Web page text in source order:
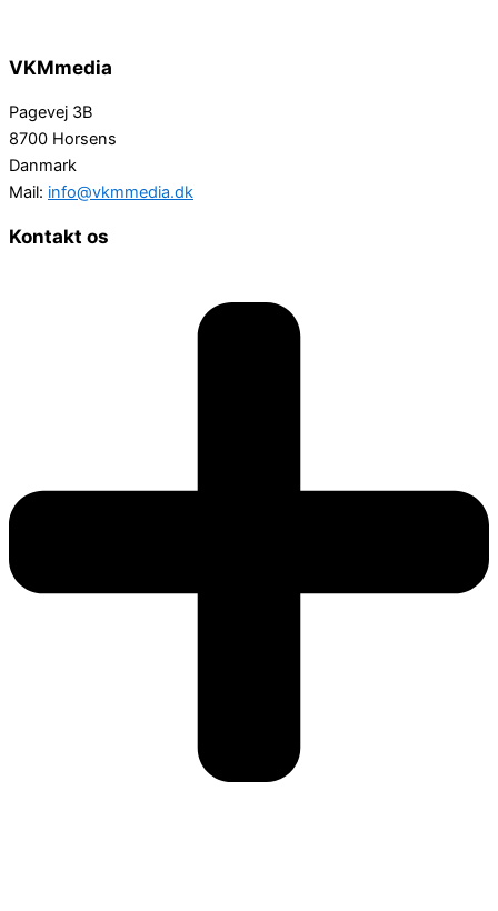
VKMmedia
Pagevej 3B
8700 Horsens
Danmark
Mail: info@vkmmedia.dk
Kontakt os